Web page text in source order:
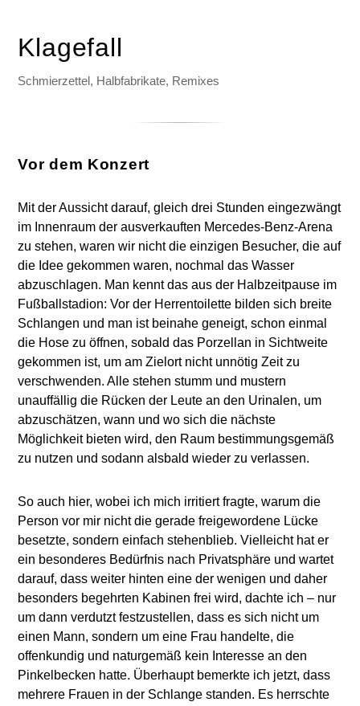
Klagefall
Schmierzettel, Halbfabrikate, Remixes
Vor dem Konzert
Mit der Aussicht darauf, gleich drei Stunden eingezwängt
im Innenraum der ausverkauften Mercedes-Benz-Arena
zu stehen, waren wir nicht die einzigen Besucher, die auf
die Idee gekommen waren, nochmal das Wasser
abzuschlagen. Man kennt das aus der Halbzeitpause im
Fußballstadion: Vor der Herrentoilette bilden sich breite
Schlangen und man ist beinahe geneigt, schon einmal
die Hose zu öffnen, sobald das Porzellan in Sichtweite
gekommen ist, um am Zielort nicht unnötig Zeit zu
verschwenden. Alle stehen stumm und mustern
unauffällig die Rücken der Leute an den Urinalen, um
abzuschätzen, wann und wo sich die nächste
Möglichkeit bieten wird, den Raum bestimmungsgemäß
zu nutzen und sodann alsbald wieder zu verlassen.
So auch hier, wobei ich mich irritiert fragte, warum die
Person vor mir nicht die gerade freigewordene Lücke
besetzte, sondern einfach stehenblieb. Vielleicht hat er
ein besonderes Bedürfnis nach Privatsphäre und wartet
darauf, dass weiter hinten eine der wenigen und daher
besonders begehrten Kabinen frei wird, dachte ich – nur
um dann verdutzt festzustellen, dass es sich nicht um
einen Mann, sondern um eine Frau handelte, die
offenkundig und naturgemäß kein Interesse an den
Pinkelbecken hatte. Überhaupt bemerkte ich jetzt, dass
mehrere Frauen in der Schlange standen. Es herrschte